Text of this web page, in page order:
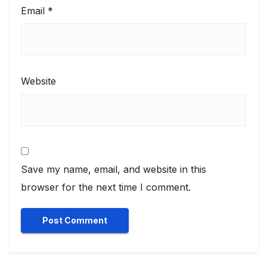
Email *
Website
Save my name, email, and website in this
browser for the next time I comment.